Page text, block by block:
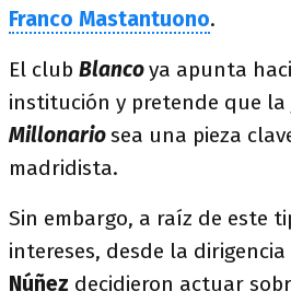
Franco Mastantuono.
El club Blancoya apunta
institución y pretende que la
Millonariosea una pieza
madridista.
Sin embargo, a raíz de este
intereses, desde la
Núñez decidieron actuar